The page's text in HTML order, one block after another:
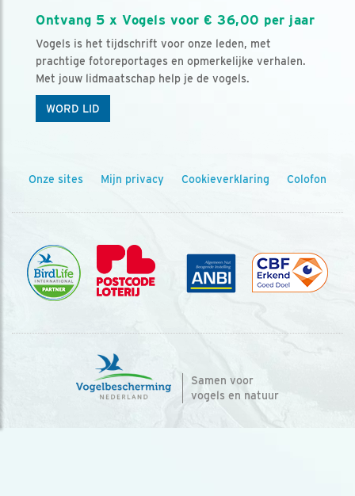
Ontvang 5 x Vogels voor € 36,00 per jaar
Vogels is het tijdschrift voor onze leden, met
prachtige fotoreportages en opmerkelijke verhalen.
Met jouw lidmaatschap help je de vogels.
WORD LID
Onze sites Mijn privacy Cookieverklaring Colofon
Samen voor
vogels en natuur